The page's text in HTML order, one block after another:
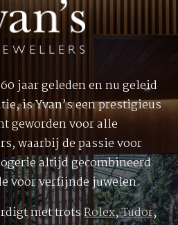
jaar geleden en nu geleid
is Yvan’s een prestigieus
geworden voor alle
waarbij de passie voor
altijd gecombineerd
voor verfijnde juwelen.
met trotsRolex,Tudor,